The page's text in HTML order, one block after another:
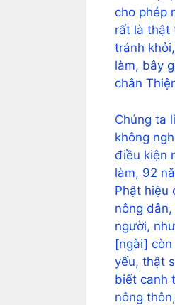
cho phép
rất là thật
tránh
làm, bây
chân
Chúng ta
không
điều kiện
làm, 92
Phật hiệu
nông
người,
[ngài]
yếu, thật
biết canh
nông